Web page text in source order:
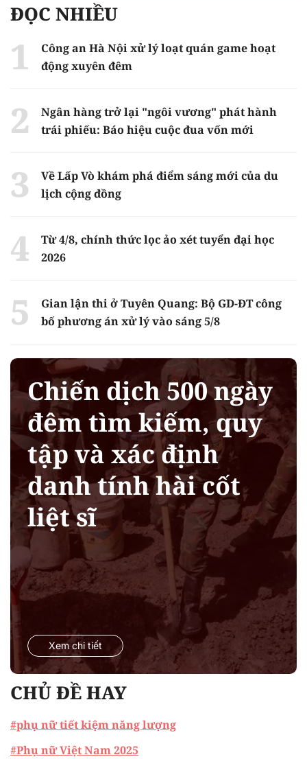
ĐỌC NHIỀU
Công an Hà Nội xử lý loạt quán game hoạt
động xuyên đêm
Ngân hàng trở lại "ngôi vương" phát hành
trái phiếu: Báo hiệu cuộc đua vốn mới
Về Lấp Vò khám phá điểm sáng mới của du
lịch cộng đồng
Từ 4/8, chính thức lọc ảo xét tuyển đại học
2026
Gian lận thi ở Tuyên Quang: Bộ GD-ĐT công
bố phương án xử lý vào sáng 5/8
Chiến dịch 500 ngày
đêm tìm kiếm, quy
tập và xác định
danh tính hài cốt
liệt sĩ
Xem chi tiết
CHỦ ĐỀ HAY
#phụ nữ tiết kiệm năng lượng
#Phụ nữ Việt Nam 2025